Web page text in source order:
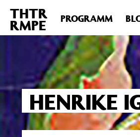
Deprecated : Die Funktion
includes/functions.phpon line6031
THTR
RMPE PROGRAMM
HENRIKE